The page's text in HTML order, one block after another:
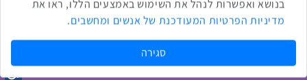
שתפו ברשת
שתף בלינקדאין
שתף בווטסאפ
שתף בטלגרם
בנושא ואפשרות לנהל את השימוש באמצעים הללו, ראו את
מדיניות הפרטיות המעודכנת של אנשים ומחשבים.
סגירה